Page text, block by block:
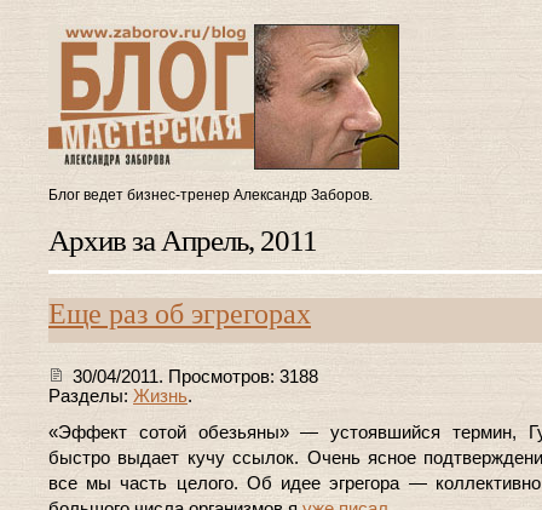
Блог ведет бизнес-тренер Александр Заборов.
Архив за Апрель, 2011
Еще раз об эгрегорах
30/04/2011. Просмотров: 3188
Разделы: Жизнь.
«Эффект сотой обезьяны» — устоявшийся термин,
быстро выдает кучу ссылок. Очень ясное
все мы часть целого. Об идее эгрегора —